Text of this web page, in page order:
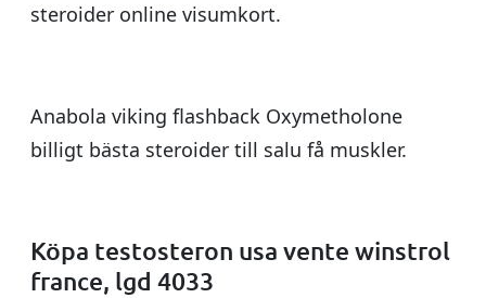
steroider online visumkort.
Anabola viking flashback Oxymetholone
billigt bästa steroider till salu få muskler.
Köpa testosteron usa vente winstrol
france, lgd 4033